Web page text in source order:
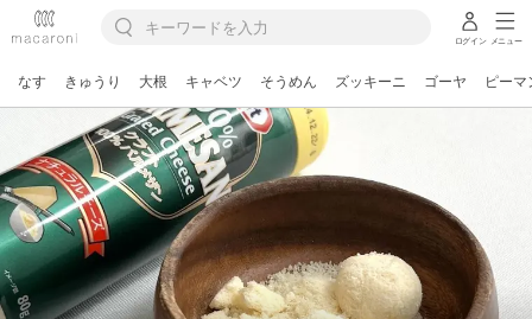
ログイン メニュー
なす きゅうり 大根 キャベツ そうめん ズッキーニ ゴーヤ ピーマ